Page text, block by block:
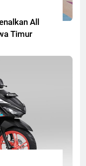
All
Timur